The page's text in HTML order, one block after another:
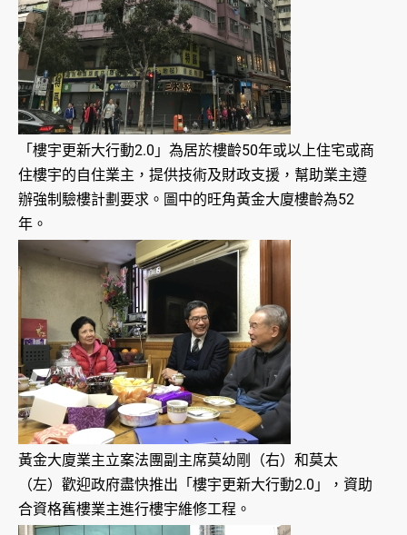
「樓宇更新大行動2.0」為居於樓齡50年或以上住宅或商
住樓宇的自住業主，提供技術及財政支援，幫助業主遵
辦強制驗樓計劃要求。圖中的旺角黃金大廈樓齡為52
年。
黃金大廈業主立案法團副主席莫幼剛（右）和莫太
（左）歡迎政府盡快推出「樓宇更新大行動2.0」，資助
合資格舊樓業主進行樓宇維修工程。